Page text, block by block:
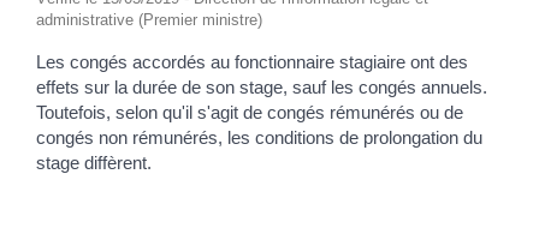
administrative (Premier ministre)
Les congés accordés au fonctionnaire stagiaire ont des
effets sur la durée de son stage, sauf les congés annuels.
Toutefois, selon qu'il s'agit de congés rémunérés ou de
congés non rémunérés, les conditions de prolongation du
stage diffèrent.